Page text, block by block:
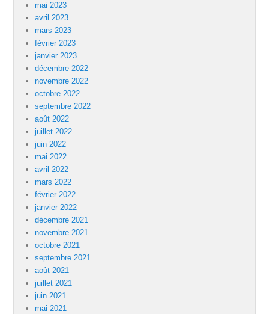
mai 2023
avril 2023
mars 2023
février 2023
janvier 2023
décembre 2022
novembre 2022
octobre 2022
septembre 2022
août 2022
juillet 2022
juin 2022
mai 2022
avril 2022
mars 2022
février 2022
janvier 2022
décembre 2021
novembre 2021
octobre 2021
septembre 2021
août 2021
juillet 2021
juin 2021
mai 2021